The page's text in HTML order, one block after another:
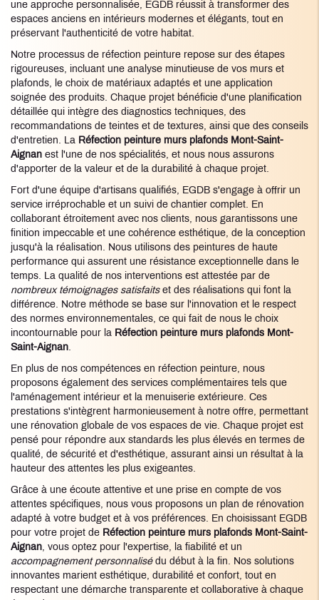
une approche personnalisée, EGDB réussit à transformer des
espaces anciens en intérieurs modernes et élégants, tout en
préservant l'authenticité de votre habitat.
Notre processus de réfection peinture repose sur des étapes
rigoureuses, incluant une analyse minutieuse de vos murs et
plafonds, le choix de matériaux adaptés et une application
soignée des produits. Chaque projet bénéficie d'une planification
détaillée qui intègre des diagnostics techniques, des
recommandations de teintes et de textures, ainsi que des conseils
d'entretien. La Réfection peinture murs plafonds Mont-Saint-
Aignan est l'une de nos spécialités, et nous nous assurons
d'apporter de la valeur et de la durabilité à chaque projet.
Fort d'une équipe d'artisans qualifiés, EGDB s'engage à offrir un
service irréprochable et un suivi de chantier complet. En
collaborant étroitement avec nos clients, nous garantissons une
finition impeccable et une cohérence esthétique, de la conception
jusqu'à la réalisation. Nous utilisons des peintures de haute
performance qui assurent une résistance exceptionnelle dans le
temps. La qualité de nos interventions est attestée par de
nombreux témoignages satisfaitset des réalisations qui font la
différence. Notre méthode se base sur l'innovation et le respect
des normes environnementales, ce qui fait de nous le choix
incontournable pour la Réfection peinture murs plafonds Mont-
Saint-Aignan.
En plus de nos compétences en réfection peinture, nous
proposons également des services complémentaires tels que
l'aménagement intérieur et la menuiserie extérieure. Ces
prestations s'intègrent harmonieusement à notre offre, permettant
une rénovation globale de vos espaces de vie. Chaque projet est
pensé pour répondre aux standards les plus élevés en termes de
qualité, de sécurité et d'esthétique, assurant ainsi un résultat à la
hauteur des attentes les plus exigeantes.
Grâce à une écoute attentive et une prise en compte de vos
attentes spécifiques, nous vous proposons un plan de rénovation
adapté à votre budget et à vos préférences. En choisissant EGDB
pour votre projet de Réfection peinture murs plafonds Mont-Saint-
Aignan, vous optez pour l'expertise, la fiabilité et un
accompagnement personnalisédu début à la fin. Nos solutions
innovantes marient esthétique, durabilité et confort, tout en
respectant une démarche transparente et collaborative à chaque